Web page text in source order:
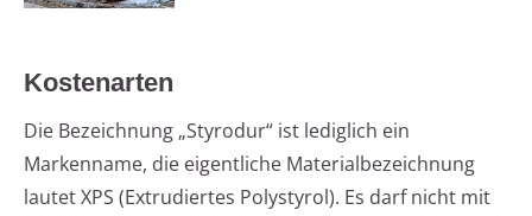
Kostenarten
Die Bezeichnung „Styrodur“ ist lediglich ein
Markenname, die eigentliche Materialbezeichnung
lautet XPS (Extrudiertes Polystyrol). Es darf nicht mit